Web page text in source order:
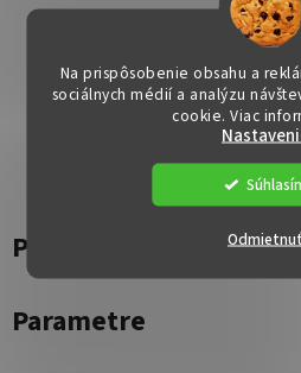
Na prispôsobenie obsahu a
sociálnych médií a analýzu
cookie. Viac
Popis
Parametre